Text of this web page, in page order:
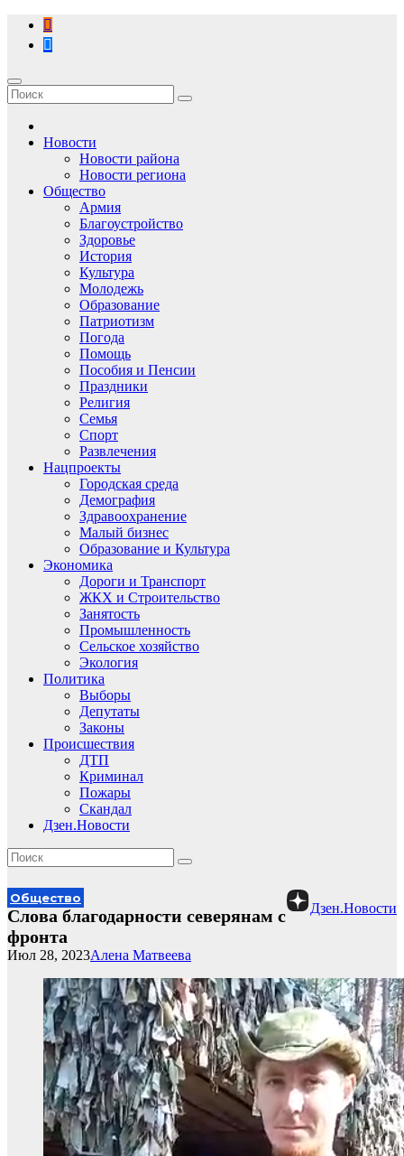
Перейти
содержимому
Новости
Новости района
Новости региона
Общество
Армия
Благоустройство
Здоровье
История
Культура
Молодежь
Образование
Патриотизм
Погода
Помощь
Пособия и Пенсии
Праздники
Религия
Семья
Спорт
Развлечения
Нацпроекты
Городская среда
Демография
Здравоохранение
Малый бизнес
Образование и Культура
Экономика
Дороги и Транспорт
ЖКХ и Строительство
Занятость
Промышленность
Сельское хозяйство
Экология
Политика
Выборы
Депутаты
Законы
Происшествия
ДТП
Криминал
Пожары
Скандал
Дзен.Новости
Дзен.Новости
Общество
Слова благодарности северянам с
фронта
Алена Матвеева
Июл 28, 2023